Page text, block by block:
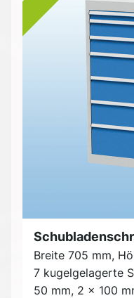
Breite 705 mm,
7 kugelgelagerte
50 mm, 2 x 100